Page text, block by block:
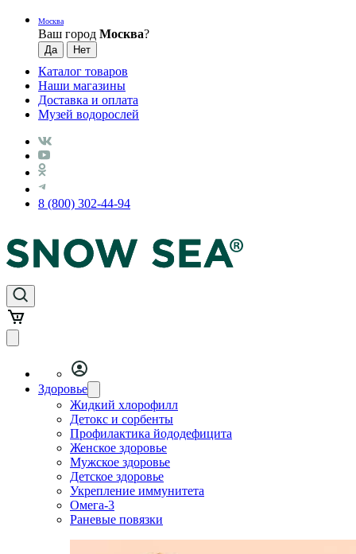
Москва
Ваш город Москва?
Каталог товаров
Наши магазины
Доставка и оплата
Музей водорослей
8 (800) 302-44-94
Здоровье
Жидкий хлорофилл
Детокс и сорбенты
Профилактика йододефицита
Женское здоровье
Мужское здоровье
Детское здоровье
Укрепление иммунитета
Омега-3
Раневые повязки